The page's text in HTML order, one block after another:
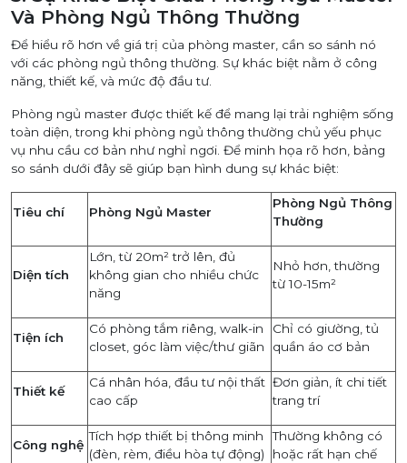
Và Phòng Ngủ Thông Thường
Để hiểu rõ hơn về giá trị của phòng master, cần so sánh nó
với các phòng ngủ thông thường. Sự khác biệt nằm ở công
năng, thiết kế, và mức độ đầu tư.
Phòng ngủ master được thiết kế để mang lại trải nghiệm sống
toàn diện, trong khi phòng ngủ thông thường chủ yếu phục
vụ nhu cầu cơ bản như nghỉ ngơi. Để minh họa rõ hơn, bảng
so sánh dưới đây sẽ giúp bạn hình dung sự khác biệt:
Tiêu chí Phòng Ngủ Master
Phòng Ngủ Thông
Thường
Diện tích
Lớn, từ 20m² trở lên, đủ
không gian cho nhiều chức
năng
Nhỏ hơn, thường
từ 10-15m²
Tiện ích
Có phòng tắm riêng, walk-in
closet, góc làm việc/thư giãn
Chỉ có giường, tủ
quần áo cơ bản
Thiết kế
Cá nhân hóa, đầu tư nội thất
cao cấp
Đơn giản, ít chi tiết
trang trí
Công nghệ
Tích hợp thiết bị thông minh
(đèn, rèm, điều hòa tự động)
Thường không có
hoặc rất hạn chế